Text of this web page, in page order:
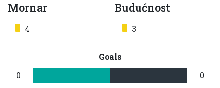
Mornar
4
Budućnost
3
Goals
0
0